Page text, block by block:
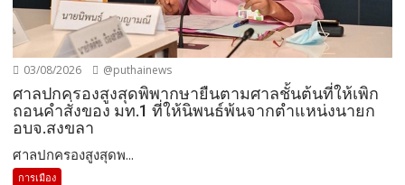
03/08/2026 @puthainews
ศาลปกครองสูงสุดพิพากษายืนตามศาลชั้นต้นที่ให้เพิก
ถอนคำสั่งของ มท.1 ที่ให้นิพนธ์พ้นจากตำแหน่งนายก
อบจ.สงขลา
ศาลปกครองสูงสุดพ...
การเมือง